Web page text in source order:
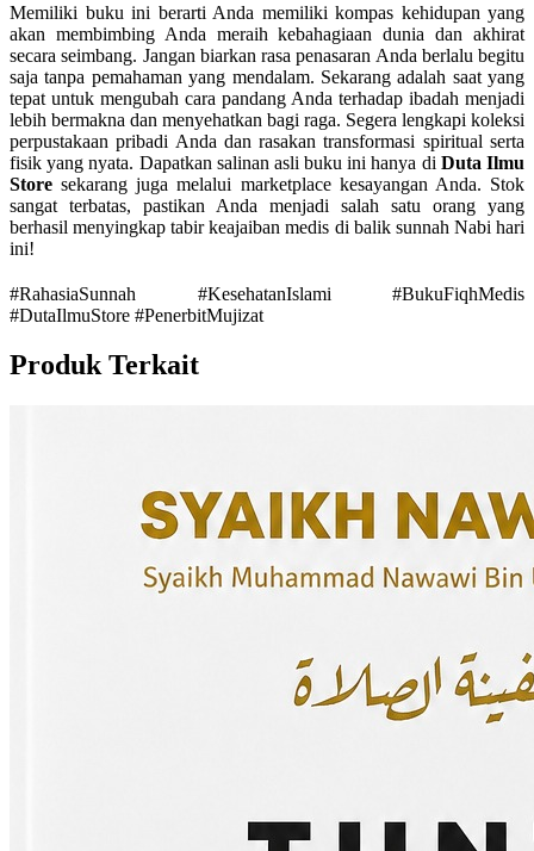
Memiliki buku ini berarti Anda memiliki kompas kehidupan yang
akan membimbing Anda meraih kebahagiaan dunia dan akhirat
secara seimbang. Jangan biarkan rasa penasaran Anda berlalu begitu
saja tanpa pemahaman yang mendalam. Sekarang adalah saat yang
tepat untuk mengubah cara pandang Anda terhadap ibadah menjadi
lebih bermakna dan menyehatkan bagi raga. Segera lengkapi koleksi
perpustakaan pribadi Anda dan rasakan transformasi spiritual serta
fisik yang nyata. Dapatkan salinan asli buku ini hanya di Duta Ilmu
Store sekarang juga melalui marketplace kesayangan Anda. Stok
sangat terbatas, pastikan Anda menjadi salah satu orang yang
berhasil menyingkap tabir keajaiban medis di balik sunnah Nabi hari
ini!
#RahasiaSunnah #KesehatanIslami #BukuFiqhMedis
#DutaIlmuStore #PenerbitMujizat
Produk Terkait